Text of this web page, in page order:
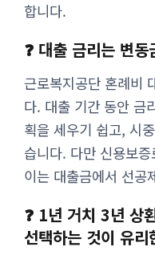
합니다.
❓ 대출 금리는 변
근로복지공단 혼례비
다. 대출 기간 동안 금
획을 세우기 쉽고, 시
습니다. 다만 신용보
이는 대출금에서 선공
❓ 1년 거치 3년 상
선택하는 것이 유리